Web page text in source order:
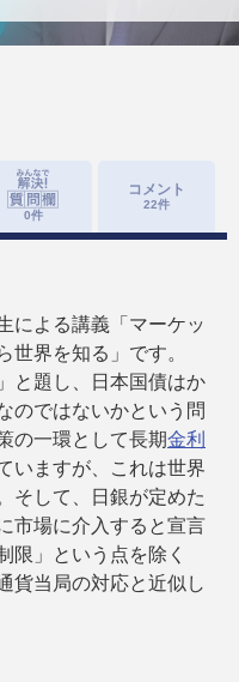
0件
コメント
22件
による講義「マーケッ
世界を知る」です。
と題し、日本国債はか
のではないかという問
の一環として長期金利
いますが、これは世界
そして、日銀が定めた
市場に介入すると宣言
限」という点を除く
貨当局の対応と近似し